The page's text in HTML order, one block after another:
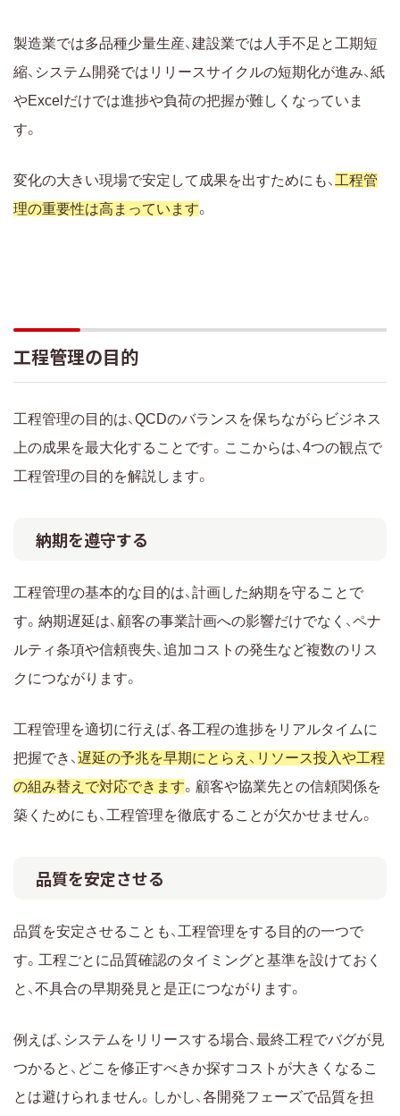
製造業では多品種少量生産、建設業では人手不足と工期短
縮、システム開発ではリリースサイクルの短期化が進み、紙
やExcelだけでは進捗や負荷の把握が難しくなっていま
す。
変化の大きい現場で安定して成果を出すためにも、工程管
理の重要性は高まっています。
工程管理の目的
工程管理の目的は、QCDのバランスを保ちながらビジネス
上の成果を最大化することです。ここからは、4つの観点で
工程管理の目的を解説します。
納期を遵守する
工程管理の基本的な目的は、計画した納期を守ることで
す。納期遅延は、顧客の事業計画への影響だけでなく、ペナ
ルティ条項や信頼喪失、追加コストの発生など複数のリス
クにつながります。
工程管理を適切に行えば、各工程の進捗をリアルタイムに
把握でき、遅延の予兆を早期にとらえ、リソース投入や工程
の組み替えで対応できます。顧客や協業先との信頼関係を
築くためにも、工程管理を徹底することが欠かせません。
品質を安定させる
品質を安定させることも、工程管理をする目的の一つで
す。工程ごとに品質確認のタイミングと基準を設けておく
と、不具合の早期発見と是正につながります。
例えば、システムをリリースする場合、最終工程でバグが見
つかると、どこを修正すべきか探すコストが大きくなるこ
とは避けられません。しかし、各開発フェーズで品質を担